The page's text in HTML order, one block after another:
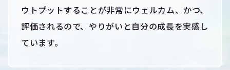
ウトプットすることが非常にウェルカム、かつ、
評価されるので、やりがいと自分の成長を実感し
ています。